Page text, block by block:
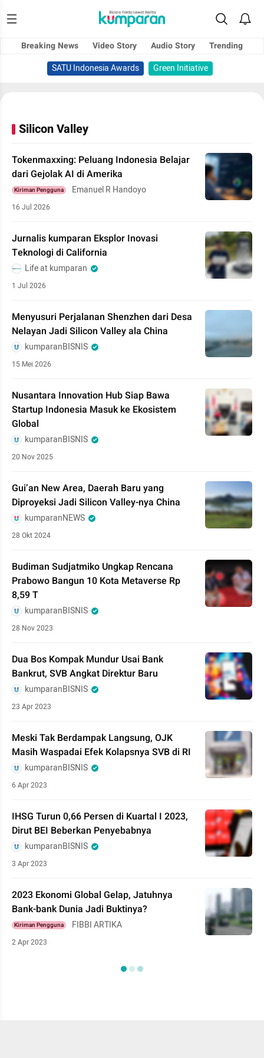
Breaking News Video Story Audio Story
Trending
SATU Indonesia Awards
Green Initiative
Silicon Valley
Tokenmaxxing: Peluang Indonesia Belajar
dari Gejolak AI di Amerika
Kiriman Pengguna Emanuel R Handoyo
16 Jul 2026
Jurnalis kumparan Eksplor Inovasi
Teknologi di California
Life at kumparan
1 Jul 2026
Menyusuri Perjalanan Shenzhen dari Desa
Nelayan Jadi Silicon Valley ala China
kumparanBISNIS
15 Mei 2026
Nusantara Innovation Hub Siap Bawa
Startup Indonesia Masuk ke Ekosistem
Global
kumparanBISNIS
20 Nov 2025
Gui’an New Area, Daerah Baru yang
Diproyeksi Jadi Silicon Valley-nya China
kumparanNEWS
28 Okt 2024
Budiman Sudjatmiko Ungkap Rencana
Prabowo Bangun 10 Kota Metaverse Rp
8,59 T
kumparanBISNIS
28 Nov 2023
Dua Bos Kompak Mundur Usai Bank
Bankrut, SVB Angkat Direktur Baru
kumparanBISNIS
23 Apr 2023
Meski Tak Berdampak Langsung, OJK
Masih Waspadai Efek Kolapsnya SVB di RI
kumparanBISNIS
6 Apr 2023
IHSG Turun 0,66 Persen di Kuartal I 2023,
Dirut BEI Beberkan Penyebabnya
kumparanBISNIS
3 Apr 2023
2023 Ekonomi Global Gelap, Jatuhnya
Bank-bank Dunia Jadi Buktinya?
Kiriman Pengguna FIBBI ARTIKA
2 Apr 2023